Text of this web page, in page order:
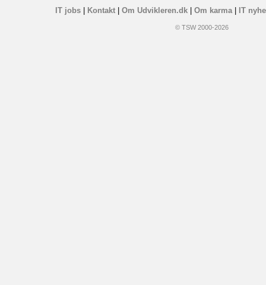
IT jobs| Kontakt| Om Udvikleren.dk| Om karma| IT
© TSW 2000-2026